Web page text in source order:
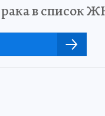
рака в список